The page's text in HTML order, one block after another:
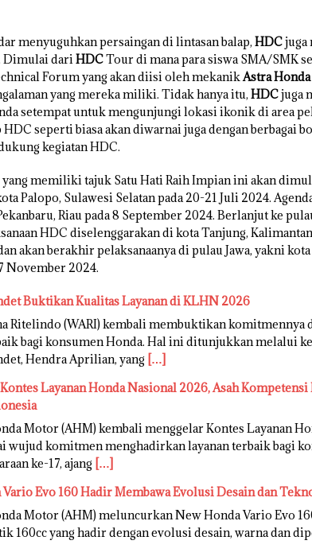
menyuguhkan persaingan di lintasan balap, HDCjuga
Dimulai dariHDCTour di mana para siswa SMA/SMK
Forum yang akan diisi oleh mekanikAstra Honda
yang mereka miliki. Tidak hanya itu, HDCjuga
setempat untuk mengunjungi lokasi ikonik di area
seperti biasa akan diwarnai juga dengan berbagai
kegiatan HDC.
yang memiliki tajuk Satu Hati Raih Impian ini akan
Palopo, Sulawesi Selatan pada 20-21 Juli 2024.
Riau pada 8 September 2024. Berlanjut ke
HDC diselenggarakan di kota Tanjung,
akan berakhir pelaksanaanya di pulau Jawa, yakni
November 2024.
Buktikan Kualitas Layanan di KLHN 2026
Ritelindo (WARI) kembali membuktikan komitmennya
bagi konsumen Honda. Hal ini ditunjukkan melalui
Hendra Aprilian, yang […]
Layanan Honda Nasional 2026, Asah
Motor (AHM) kembali menggelar Kontes Layanan
wujud komitmen menghadirkan layanan terbaik bagi
ke-17, ajang […]
Evo 160 Hadir Membawa Evolusi Desain dan
Motor (AHM) meluncurkan New Honda Vario Evo
160cc yang hadir dengan evolusi desain, warna dan